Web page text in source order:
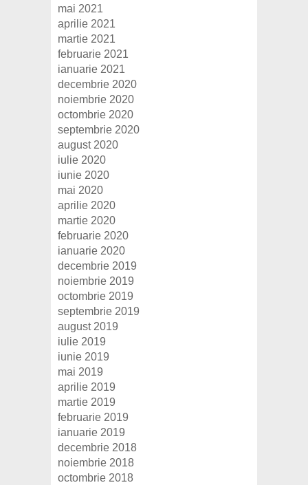
mai 2021
aprilie 2021
martie 2021
februarie 2021
ianuarie 2021
decembrie 2020
noiembrie 2020
octombrie 2020
septembrie 2020
august 2020
iulie 2020
iunie 2020
mai 2020
aprilie 2020
martie 2020
februarie 2020
ianuarie 2020
decembrie 2019
noiembrie 2019
octombrie 2019
septembrie 2019
august 2019
iulie 2019
iunie 2019
mai 2019
aprilie 2019
martie 2019
februarie 2019
ianuarie 2019
decembrie 2018
noiembrie 2018
octombrie 2018